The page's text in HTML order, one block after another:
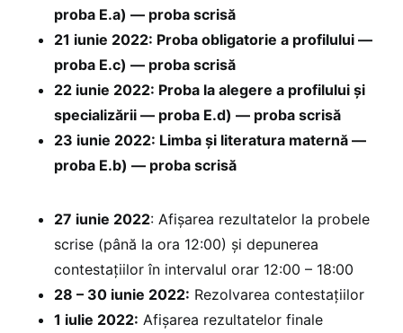
proba E.a) — proba scrisă
21 iunie 2022: Proba obligatorie a profilului —
proba E.c) — proba scrisă
22 iunie 2022: Proba la alegere a profilului și
specializării — proba E.d) — proba scrisă
23 iunie 2022: Limba și literatura maternă —
proba E.b) — proba scrisă
27 iunie 2022: Afișarea rezultatelor la probele
scrise (până la ora 12:00) și depunerea
contestațiilor în intervalul orar 12:00 – 18:00
28 – 30 iunie 2022: Rezolvarea contestațiilor
1 iulie 2022: Afișarea rezultatelor finale